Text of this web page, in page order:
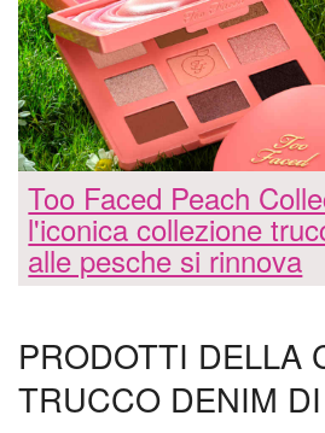
Too Faced Peach
l'iconica collezione
alle pesche si rinnova
PRODOTTI DELLA
TRUCCO DENIM